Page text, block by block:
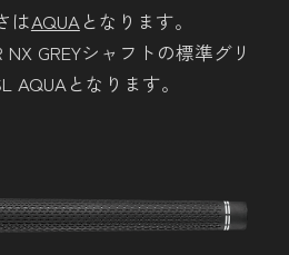
はAQUAとなります。
NX GREYシャフトの標準グリ
AQUAとなります。